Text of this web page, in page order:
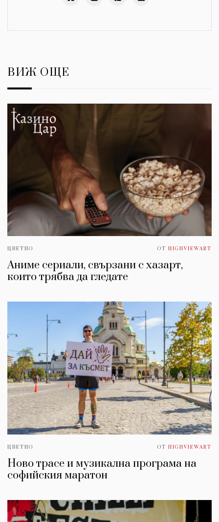
ВИЖ ОЩЕ
ЦВЕТНО ОТ HIGHVIEWART
Аниме сериали, свързани с хазарт,
които трябва да гледате
ЦВЕТНО ОТ HIGHVIEWART
Ново трасе и музикална програма на
софийския маратон